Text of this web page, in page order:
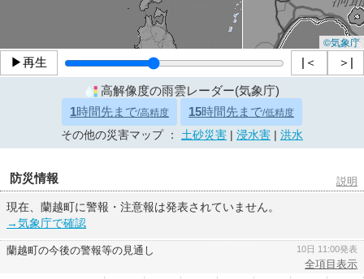
©気象庁
▶再生 |＜ ＞|
高解像度の雨雲レーダー(気象庁)
1時間先まで/高精度 15時間先まで/低精度
その他の災害マップ ： 土砂災害 浸水害 洪水
防災情報 説明
現在、蘭越町に警報・注意報は発表されていません。
→気象庁で確認
蘭越町の今後の警報等の見通し 10日 11:00発表
全項目表示